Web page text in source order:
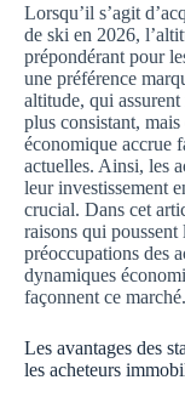
Lorsqu’il s’agit
de ski en 2026,
prépondérant pour
une préférence
altitude, qui
plus consistant,
économique accrue
actuelles. Ainsi, les
leur investissement
crucial. Dans cet
raisons qui poussent
préoccupations des
dynamiques
façonnent ce marché.
Les avantages des
les acheteurs